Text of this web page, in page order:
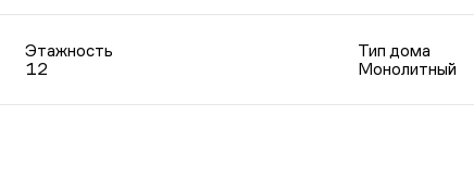
Этажность
12
Тип дома
Монолитный